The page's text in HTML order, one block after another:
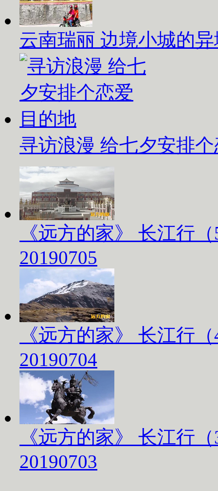
云南瑞丽 边境小城的
寻访浪漫 给七夕安排
《远方的家》 长江行
20190705
《远方的家》 长江行
20190704
《远方的家》 长江行
20190703